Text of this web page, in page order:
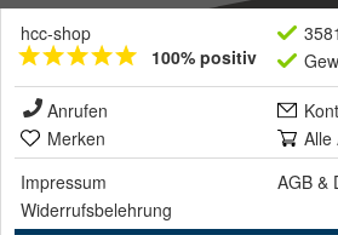
hcc-shop
100% positiv
Anrufen
Merken
Alle
Impressum
AGB &
Widerrufsbelehrung